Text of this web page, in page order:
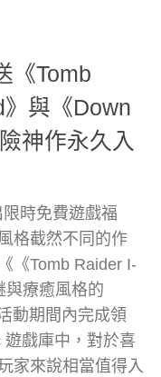
《Tomb
與《Down
神作永久入
時免費遊戲福
格截然不同的作
《Tomb Raider I-
與療癒風格的
動期間內完成領
戲庫中，對於喜
家來說相當值得入